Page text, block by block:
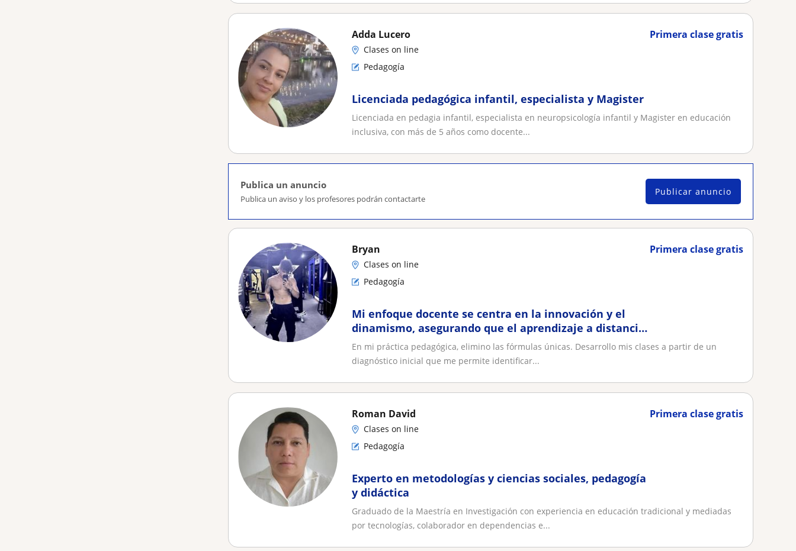
Primera clase gratis
Adda Lucero
Clases on line
Pedagogía
Licenciada pedagógica infantil, especialista y Magister
Licenciada en pedagia infantil, especialista en neuropsicología infantil y Magister en educación
inclusiva, con más de 5 años como docente...
Publica un anuncio
Publica un aviso y los profesores podrán contactarte
Publicar anuncio
Primera clase gratis
Bryan
Clases on line
Pedagogía
Mi enfoque docente se centra en la innovación y el
dinamismo, asegurando que el aprendizaje a distancia
sea una experiencia 10/10
En mi práctica pedagógica, elimino las fórmulas únicas. Desarrollo mis clases a partir de un
diagnóstico inicial que me permite identificar...
Primera clase gratis
Roman David
Clases on line
Pedagogía
Experto en metodologías y ciencias sociales, pedagogía
y didáctica
Graduado de la Maestría en Investigación con experiencia en educación tradicional y mediadas
por tecnologías, colaborador en dependencias e...